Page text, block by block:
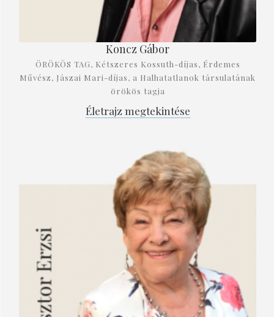
Koncz Gábor
ÖRÖKÖS TAG, Kétszeres Kossuth-díjas, Érdemes
Művész, Jászai Mari-díjas, a Halhatatlanok társulatának
örökös tagja
Életrajz megtekintése